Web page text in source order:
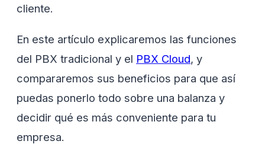
cliente.
En este artículo explicaremos las funciones
del PBX tradicional y el PBX Cloud, y
compararemos sus beneficios para que así
puedas ponerlo todo sobre una balanza y
decidir qué es más conveniente para tu
empresa.